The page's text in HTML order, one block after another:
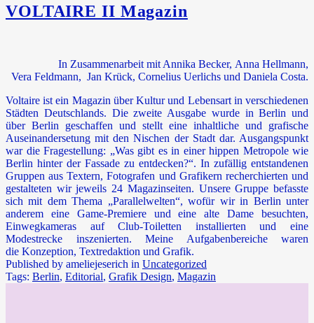
VOLTAIRE II Magazin
In Zusammenarbeit mit Annika Becker, Anna Hellmann,
Vera Feldmann, Jan Krück, Cornelius Uerlichs und Daniela Costa.
Voltaire ist ein Magazin über Kultur und Lebensart in verschiedenen
Städten Deutschlands. Die zweite Ausgabe wurde in Berlin und
über Berlin geschaffen und stellt eine inhaltliche und grafische
Auseinandersetung mit den Nischen der Stadt dar. Ausgangspunkt
war die Fragestellung: „Was gibt es in einer hippen Metropole wie
Berlin hinter der Fassade zu entdecken?“. In zufällig entstandenen
Gruppen aus Textern, Fotografen und Grafikern recherchierten und
gestalteten wir jeweils 24 Magazinseiten. Unsere Gruppe befasste
sich mit dem Thema „Parallelwelten“, wofür wir in Berlin unter
anderem eine Game-Premiere und eine alte Dame besuchten,
Einwegkameras auf Club-Toiletten installierten und eine
Modestrecke inszenierten. Meine Aufgabenbereiche waren
die Konzeption, Textredaktion und Grafik.
Published by ameliejeserich in Uncategorized
Tags: Berlin, Editorial, Grafik Design, Magazin